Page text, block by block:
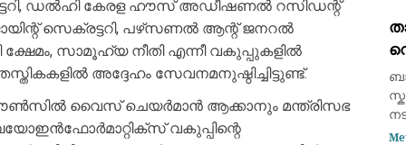
ഡൽഹി കേരള ഹൗസ് അഡീഷണൽ റസിഡന്റ്
സെക്രട്ടറി, പഴ്‌സണൽ ആന്റ് ജനറൽ
സാമൂഹ്യ നീതി എന്നീ വകുപ്പുകളിൽ
അദ്ദേഹം സേവനമനുഷ്ഠിച്ചിട്ടുണ്ട്.
വൈസ് ചെയർമാൻ ആക്കാനും മന്ത്രിസഭ
വകുപ്പിന്റെ